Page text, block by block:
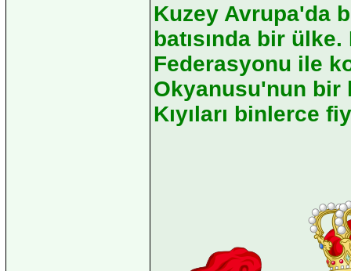
Kuzey Avrupa'da
batısında bir
Federasyonu ile
Okyanusu'nun bir
Kıyıları binlerce